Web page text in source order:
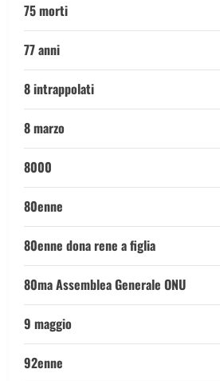
75 morti
77 anni
8 intrappolati
8 marzo
8000
80enne
80enne dona rene a figlia
80ma Assemblea Generale ONU
9 maggio
92enne